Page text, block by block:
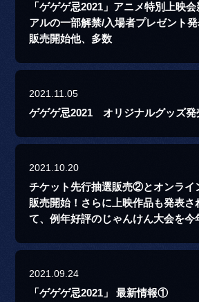
「ゲゲゲ忌2021」アニメ特別上映
アルの一部解禁/入場者プレゼント
販売開始他、多数
2021.11.05
ゲゲゲ忌2021 オリジナルグッズ発
2021.10.20
チケット先行抽選販売②とオンライ
販売開始！さらに上映作品も発表さ
て、例年好評のじゃんけん大会を今
2021.09.24
「ゲゲゲ忌2021」 最新情報①